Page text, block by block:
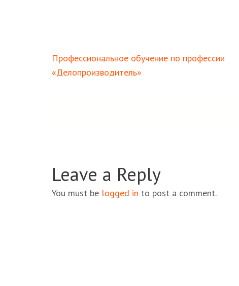
Навигация
по
Профессиональное обучение по профессии
«Делопроизводитель»
Leave a Reply
You must be logged in to post a comment.